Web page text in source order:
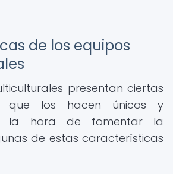
de los equipos
presentan ciertas
que los hacen únicos y
la hora de fomentar la
de estas características